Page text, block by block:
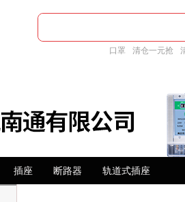
口罩 清仓一元抢
插座 断路器 轨道式插座